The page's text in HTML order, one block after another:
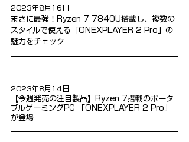
2023年8月16日
まさに最強！Ryzen 7 7840U搭載し、複数の
スタイルで使える「ONEXPLAYER 2 Pro」の
魅力をチェック
2023年8月14日
【今週発売の注目製品】Ryzen 7搭載のポータ
ブルゲーミングPC 「ONEXPLAYER 2 Pro」
が登場